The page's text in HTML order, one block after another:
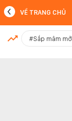
MỚI NHẤT
VỀ TRANG CHỦ
#Sắp mâm